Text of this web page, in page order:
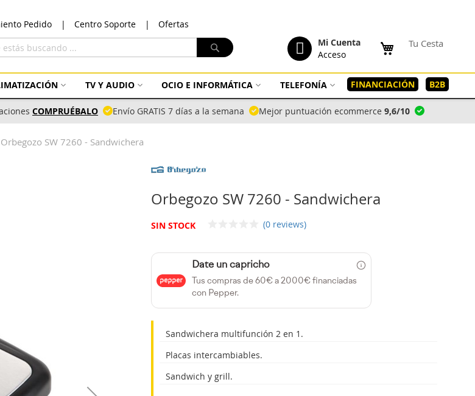
Pedido Centro Soporte Ofertas
contenido
Tu Cesta
Mi Cuenta
Acceso
Buscar
TV Y AUDIO OCIO E INFORMÁTICA TELEFONÍA FINANCIACIÓN B2B
COMPRUÉBALO Envío GRATIS 7 días a la semana Mejor puntuación ecommerce 9,6/10
Orbegozo SW 7260 - Sandwichera
Orbegozo SW 7260 - Sandwichera
SIN STOCK (0 reviews)
Date un capricho
Tus compras de 60€ a 2000€ financiadas
con Pepper.
Sandwichera multifunción 2 en 1.
Placas intercambiables.
Sandwich y grill.